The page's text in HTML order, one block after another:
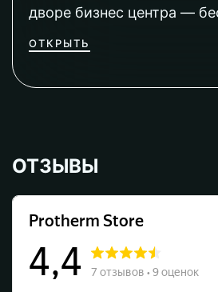
дворе бизнес центра —
ОТКРЫТЬ
ОТЗЫВЫ